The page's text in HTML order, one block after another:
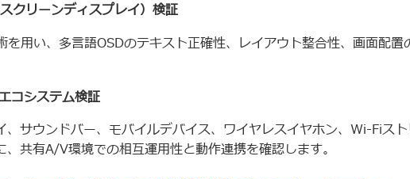
クリーンディスプレイ）検証
を用い、多言語OSDのテキスト正確性、レイアウト整合性、画面配置
コシステム検証
、サウンドバー、モバイルデバイス、ワイヤレスイヤホン、Wi-Fiス
共有A/V環境での相互運用性と動作連携を確認します。